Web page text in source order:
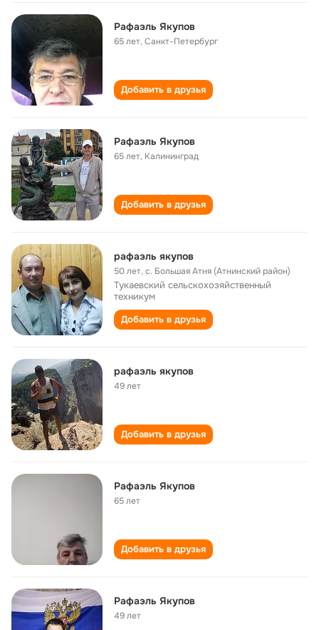
Рафаэль Якупов
65 лет,Санкт-Петербург
Добавить в друзья
Рафаэль Якупов
65 лет, Калининград
Добавить в друзья
рафаэль якупов
50 лет,с. Большая Атня (Атнинский район)
Тукаевский сельскохозяйственный
техникум
Добавить в друзья
рафаэль якупов
49 лет
Добавить в друзья
Рафаэль Якупов
65 лет
Добавить в друзья
Рафаэль Якупов
49 лет